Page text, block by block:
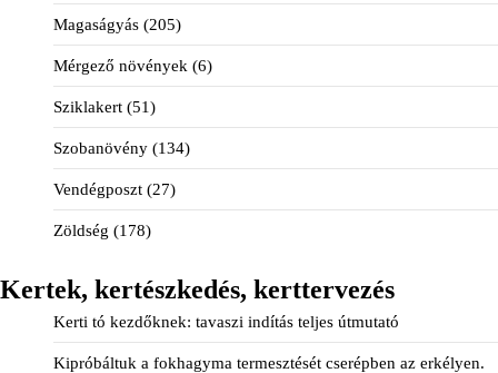
Magaságyás (205)
Mérgező növények (6)
Sziklakert (51)
Szobanövény (134)
Vendégposzt (27)
Zöldség (178)
Kertek, kertészkedés, kerttervezés
Kerti tó kezdőknek: tavaszi indítás teljes útmutató
Kipróbáltuk a fokhagyma termesztését cserépben az erkélyen.